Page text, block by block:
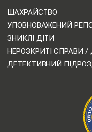
ШАХРАЙСТВО
УПОВНОВАЖЕНИЙ
ЗНИКЛІ ДІТИ
НЕРОЗКРИТІ СПРАВИ
ДЕТЕКТИВНИЙ